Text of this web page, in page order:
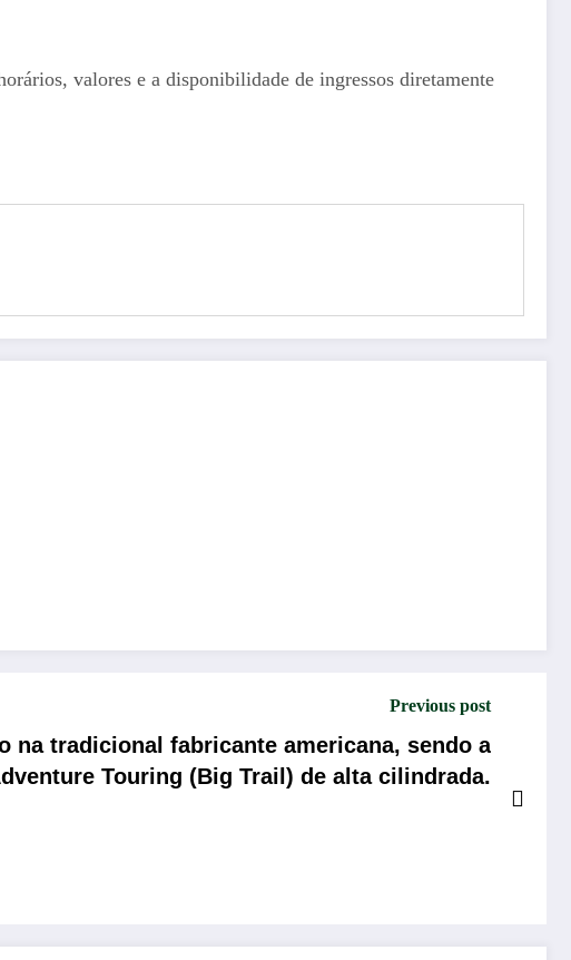
valores e a disponibilidade de ingressos diretamente
Previous post
na tradicional fabricante americana, sendo a
Touring (Big Trail) de alta cilindrada.